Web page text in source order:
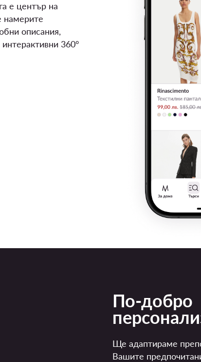
е център на
описания,
360°
По-добро
Ще адаптираме
Вашите